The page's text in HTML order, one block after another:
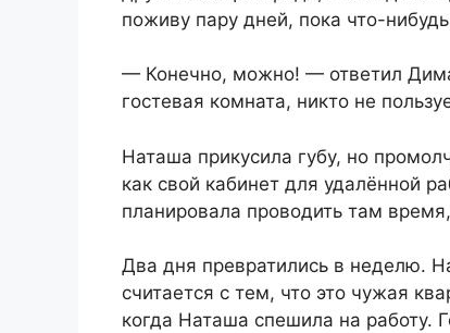
поживу пару дней, пока что-
— Конечно, можно! — ответил
гостевая комната, никто не
Наташа прикусила губу, но
как свой кабинет для удалённой
планировала проводить там
Два дня превратились в неделю.
считается с тем, что это чужая
когда Наташа спешила на работу.